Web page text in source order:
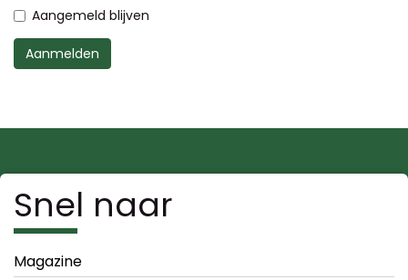
Aangemeld blijven
Aanmelden
Snel naar
Magazine